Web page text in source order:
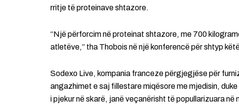
rritje të proteinave shtazore.
“Një përforcim në proteinat shtazore, me 700
atletëve,” tha Thobois në një konferencë për shtyp
Sodexo Live, kompania franceze përgjegjëse për
angazhimet e saj fillestare miqësore me mjedisin,
i pjekur në skarë, janë veçanërisht të popullarizuara